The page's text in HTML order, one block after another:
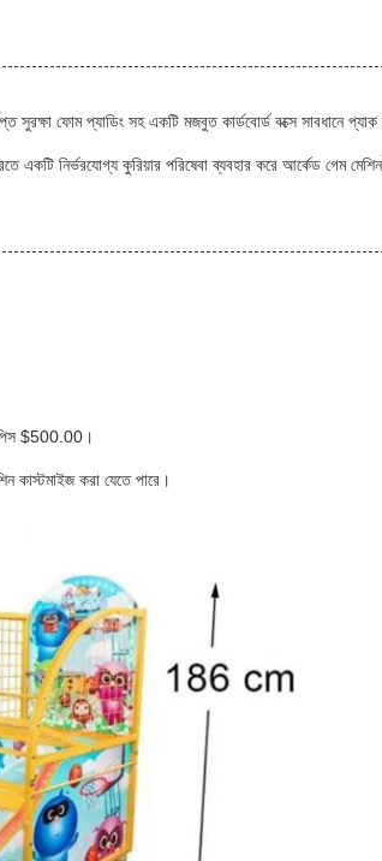
সুরক্ষা ফোম প্যাডিং সহ একটি মজবুত কার্ডবোর্ড বক্সে সাবধানে
একটি নির্ভরযোগ্য কুরিয়ার পরিষেবা ব্যবহার করে আর্কেড গেম
পিস $500.00।
কাস্টমাইজ করা যেতে পারে।